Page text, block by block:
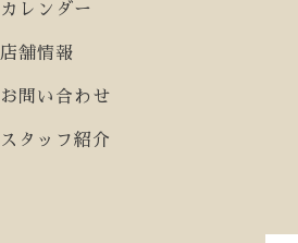
カレンダー
店舗情報
お問い合わせ
スタッフ紹介